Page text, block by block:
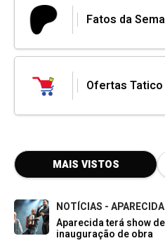
Fatos da
Ofertas Tatico
MAIS VISTOS
NOTÍCIAS - APARECIDA
Aparecida terá show
inauguração de obra